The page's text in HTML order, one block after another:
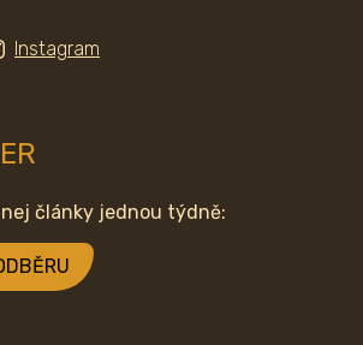
Instagram
články jednou týdně: